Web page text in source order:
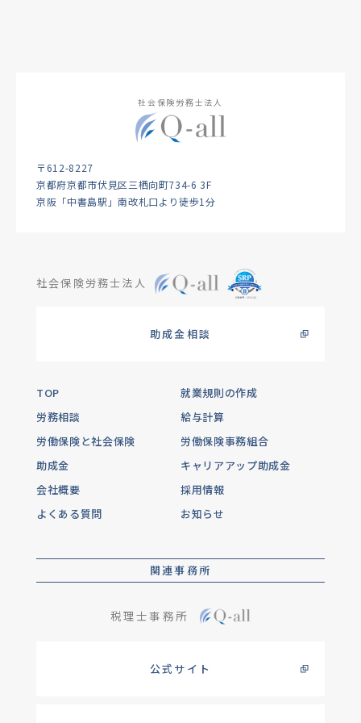
社会保険労務士法人
〒612-8227
京都府京都市伏見区三栖向町734-6 3F
京阪「中書島駅」南改札口より徒歩1分
社会保険労務士法人
助成金相談
TOP
就業規則の作成
労務相談
給与計算
労働保険と社会保険
労働保険事務組合
助成金
キャリアアップ助成金
会社概要
採用情報
よくある質問
お知らせ
関連事務所
税理士事務所
公式サイト